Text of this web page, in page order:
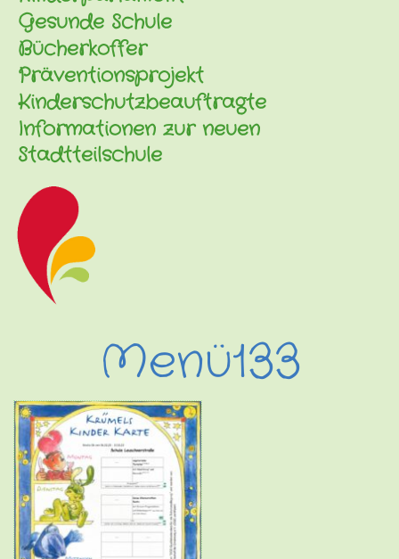
Gesunde Schule
Bücherkoffer
Präventionsprojekt
Kinderschutzbeauftragte
Informationen zur neuen
Stadtteilschule
Menü133